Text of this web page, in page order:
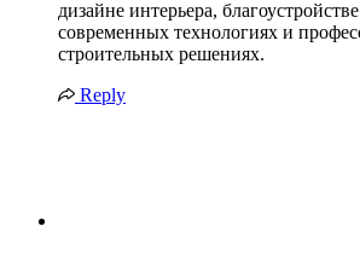
дизайне интерьера,
современных технологиях и
строительных решениях.
Reply